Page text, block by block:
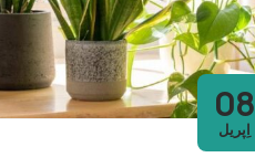
08
اِپریل